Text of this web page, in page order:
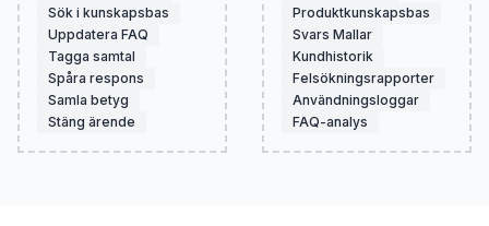
Sök i kunskapsbas
Uppdatera FAQ
Tagga samtal
Spåra respons
Samla betyg
Stäng ärende
Produktkunskapsbas
Svars Mallar
Kundhistorik
Felsökningsrapporter
Användningsloggar
FAQ-analys